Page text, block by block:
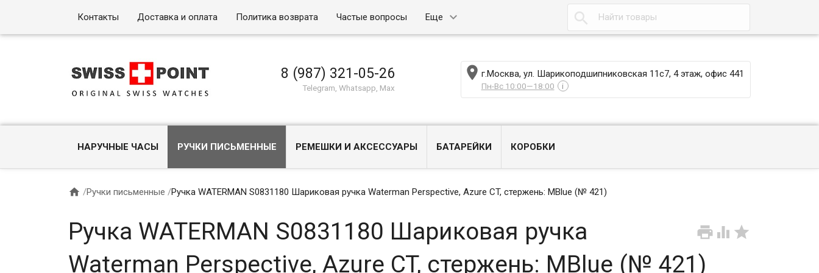
Контакты Доставка и оплата Политика возврата Частые вопросы Еще 
8 (987) 321-05-26
Telegram, Whatsapp, Max
 г.Москва, ул. Шарикоподшипниковская 11с7, 4 этаж, офис 441
Пн-Вс 10:00—18:00 i
НАРУЧНЫЕ ЧАСЫ РУЧКИ ПИСЬМЕННЫЕ РЕМЕШКИ И АКСЕССУАРЫ БАТАРЕЙКИ КОРОБКИ
 /Ручки письменные /Ручка WATERMAN S0831180 Шариковая ручка Waterman Perspective, Azure CT, стержень: MBlue (№ 421)
  
Ручка WATERMAN S0831180 Шариковая ручка
Waterman Perspective, Azure CT, стержень: MBlue (№ 421)